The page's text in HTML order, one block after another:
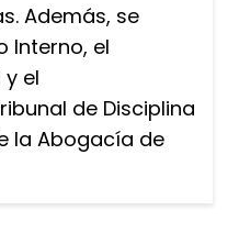
Además, se
Interno, el
el
de Disciplina
la Abogacía de